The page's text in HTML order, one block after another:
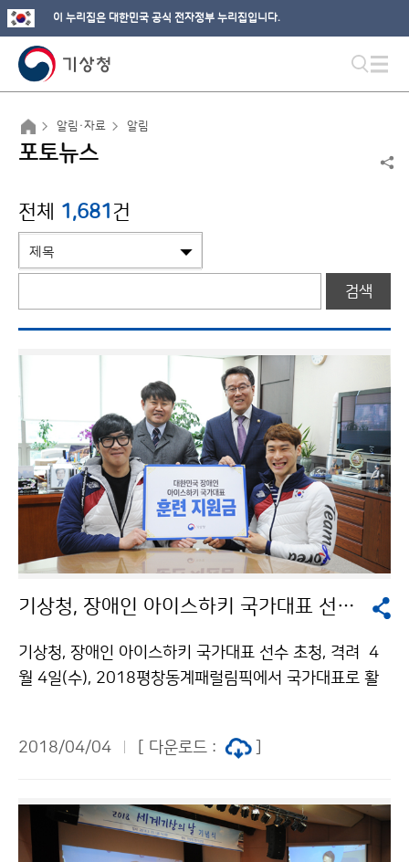
이 누리집은 대한민국 공식 전자정부 누리집입니다.
알림·자료 알림
포토뉴스
전체 1,681건
검색
기상청, 장애인 아이스하키 국가대표 선수 초청, 격려
기상청, 장애인 아이스하키 국가대표 선수 초청, 격려 4
월 4일(수), 2018평창동계패럴림픽에서 국가대표로 활
동계패럴림픽 기간 동안, 기부 누리집(다음 스토리펀딩)
대표 선수단을 응원했습니다.
2018/04/04 [ 다운로드 :